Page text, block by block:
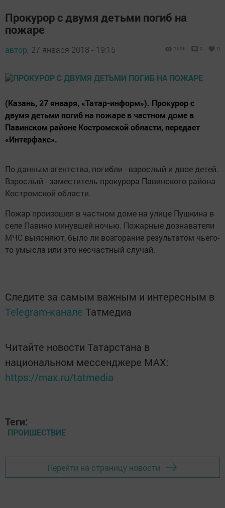
Прокурор с двумя детьми погиб на
пожаре
автор, 27 января 2018 - 19:15 1596 0 0
(Казань, 27 января, «Татар-информ»). Прокурор с
двумя детьми погиб на пожаре в частном доме в
Павинском районе Костромской области, передает
«Интерфакс».
По данным агентства, погибли - взрослый и двое детей.
Взрослый - заместитель прокурора Павинского района
Костромской области.
Пожар произошел в частном доме на улице Пушкина в
селе Павино минувшей ночью. Пожарные дознаватели
МЧС выясняют, было ли возгорание результатом чьего-
то умысла или это несчастный случай.
Следите за самым важным и интересным в
Telegram-канале Татмедиа
Читайте новости Татарстана в
национальном мессенджере MАХ:
https://max.ru/tatmedia
Теги:
ПРОИШЕСТВИЕ
Перейти на страницу новости